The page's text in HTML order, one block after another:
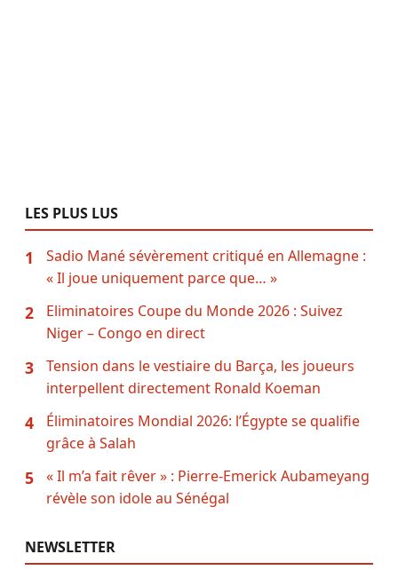
LES PLUS LUS
1
Sadio Mané sévèrement critiqué en Allemagne :
« Il joue uniquement parce que… »
2
Eliminatoires Coupe du Monde 2026 : Suivez
Niger – Congo en direct
3
Tension dans le vestiaire du Barça, les joueurs
interpellent directement Ronald Koeman
4
Éliminatoires Mondial 2026: l’Égypte se qualifie
grâce à Salah
5
« Il m’a fait rêver » : Pierre-Emerick Aubameyang
révèle son idole au Sénégal
NEWSLETTER